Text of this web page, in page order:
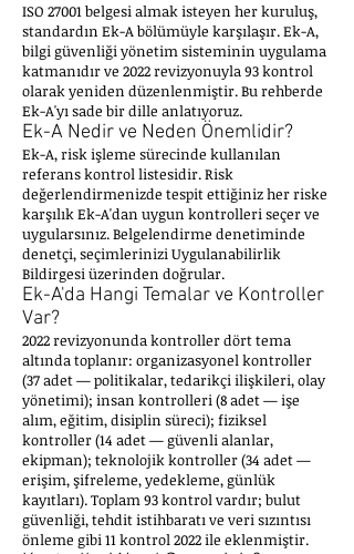
ISO 27001 belgesi almak isteyen her kuruluş,
standardın Ek-A bölümüyle karşılaşır. Ek-A,
bilgi güvenliği yönetim sisteminin uygulama
katmanıdır ve 2022 revizyonuyla 93 kontrol
olarak yeniden düzenlenmiştir. Bu rehberde
Ek-A'yı sade bir dille anlatıyoruz.
Ek-A Nedir ve Neden Önemlidir?
Ek-A, risk işleme sürecinde kullanılan
referans kontrol listesidir. Risk
değerlendirmenizde tespit ettiğiniz her riske
karşılık Ek-A'dan uygun kontrolleri seçer ve
uygularsınız. Belgelendirme denetiminde
denetçi, seçimlerinizi Uygulanabilirlik
Bildirgesi üzerinden doğrular.
Ek-A'da Hangi Temalar ve Kontroller
Var?
2022 revizyonunda kontroller dört tema
altında toplanır: organizasyonel kontroller
(37 adet — politikalar, tedarikçi ilişkileri, olay
yönetimi); insan kontrolleri (8 adet — işe
alım, eğitim, disiplin süreci); fiziksel
kontroller (14 adet — güvenli alanlar,
ekipman); teknolojik kontroller (34 adet —
erişim, şifreleme, yedekleme, günlük
kayıtları). Toplam 93 kontrol vardır; bulut
güvenliği, tehdit istihbaratı ve veri sızıntısı
önleme gibi 11 kontrol 2022 ile eklenmiştir.